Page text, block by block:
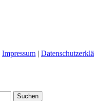
Impressum |
Suchen